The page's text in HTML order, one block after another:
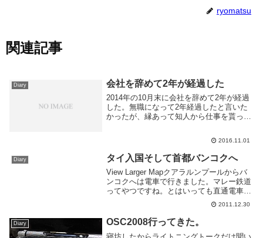
ryomatsu
関連記事
Diary 会社を辞めて2年が経過した
2014年の10月末に会社を辞めて2年が経過
した。無職になって2年経過したと言いた
かったが、縁あって知人から仕事を貰って
にはフリーランス、もしくは自営業といっ
たとこ...
2016.11.01
Diary タイ入国そして首都バンコクへ
View Larger Mapクアラルンプールからバ
ンコクへは電車で行きました。マレー鉄道
ってやつですね。とはいっても直通電車は
ダイヤの都合上乗らず、タイのハットヤイ
で乗り換えました。タイはタイ語の文字が
独特すぎるので異国感すごい。なんて書...
2011.12.30
Diary OSC2008行ってきた。